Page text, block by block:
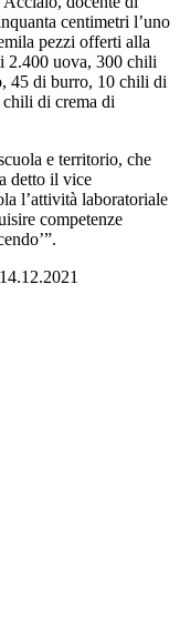
centimetri l’uno
pezzi offerti alla
2.400 uova, 300 chili
45 di burro, 10 chili di
di crema di
e territorio, che
detto il vice
l’attività laboratoriale
competenze